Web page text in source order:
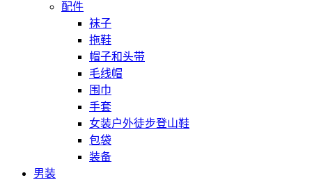
配件
袜子
拖鞋
帽子和头带
毛线帽
围巾
手套
女装户外徒步登山鞋
包袋
装备
男装